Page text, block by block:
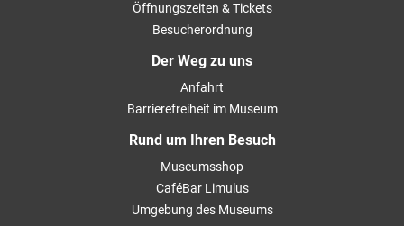
Öffnungszeiten & Tickets
Besucherordnung
Der Weg zu uns
Anfahrt
Barrierefreiheit im Museum
Rund um Ihren Besuch
Museumsshop
CaféBar Limulus
Umgebung des Museums